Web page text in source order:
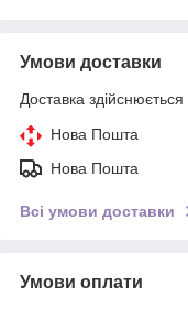
Умови доставки
Доставка здійснюється
Нова Пошта
Нова Пошта
Всі умови доставки
Умови оплати